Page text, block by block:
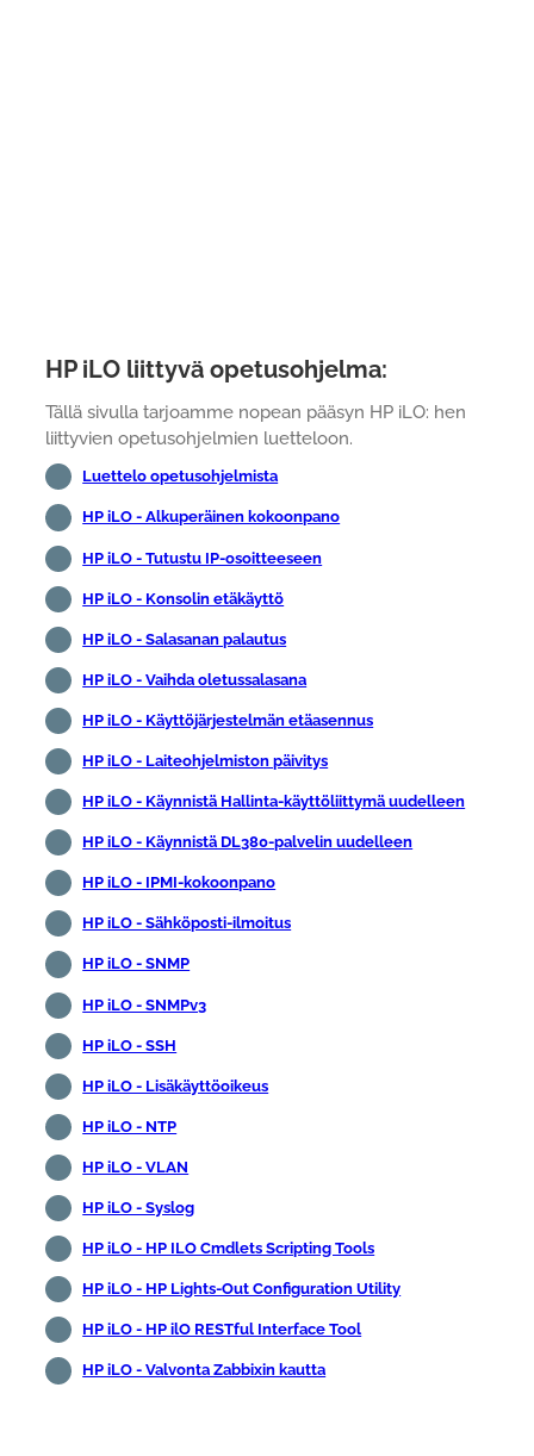
HP iLO liittyvä opetusohjelma:
Tällä sivulla tarjoamme nopean pääsyn HP iLO: hen
liittyvien opetusohjelmien luetteloon.
Luettelo opetusohjelmista
HP iLO - Alkuperäinen kokoonpano
HP iLO - Tutustu IP-osoitteeseen
HP iLO - Konsolin etäkäyttö
HP iLO - Salasanan palautus
HP iLO - Vaihda oletussalasana
HP iLO - Käyttöjärjestelmän etäasennus
HP iLO - Laiteohjelmiston päivitys
HP iLO - Käynnistä Hallinta-käyttöliittymä uudelleen
HP iLO - Käynnistä DL380-palvelin uudelleen
HP iLO - IPMI-kokoonpano
HP iLO - Sähköposti-ilmoitus
HP iLO - SNMP
HP iLO - SNMPv3
HP iLO - SSH
HP iLO - Lisäkäyttöoikeus
HP iLO - NTP
HP iLO - VLAN
HP iLO - Syslog
HP iLO - HP ILO Cmdlets Scripting Tools
HP iLO - HP Lights-Out Configuration Utility
HP iLO - HP ilO RESTful Interface Tool
HP iLO - Valvonta Zabbixin kautta